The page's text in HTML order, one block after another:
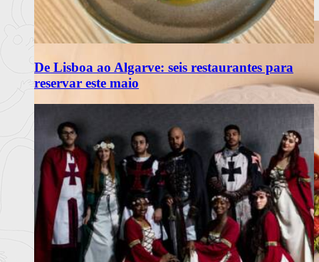
De Lisboa ao Algarve: seis restaurantes para
reservar este maio